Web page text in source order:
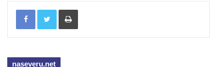
Kenotaf Alfeda Harnische na hřbitově v
Tisknout
naseveru.net